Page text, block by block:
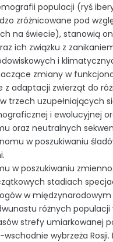
populacji (ryś
zróżnicowane pod
na świecie), stanowią
ich związku z
i
zmiany w
adaptacji zwierząt do
trzech uzupełniających
i ewolucyjnej
oraz neutralnych
w poszukiwaniu
w poszukiwaniu
stadiach
w
różnych
strefy umiarkowanej
wybrzeża